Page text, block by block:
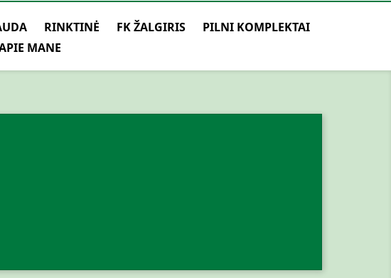
RINKTINĖ FK ŽALGIRIS
PILNI KOMPLEKTAI
MANE